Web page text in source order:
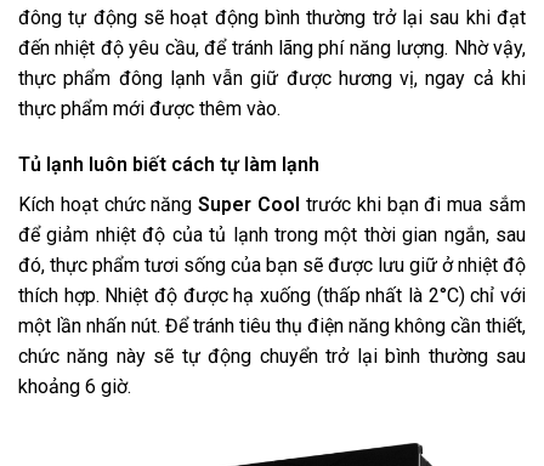
đông tự động sẽ hoạt động bình thường trở lại sau khi đạt
đến nhiệt độ yêu cầu, để tránh lãng phí năng lượng. Nhờ vậy,
thực phẩm đông lạnh vẫn giữ được hương vị, ngay cả khi
thực phẩm mới được thêm vào.
Tủ lạnh luôn biết cách tự làm lạnh
Kích hoạt chức năngSuper Cool trước khi bạn đi mua sắm
để giảm nhiệt độ của tủ lạnh trong một thời gian ngắn, sau
đó, thực phẩm tươi sống của bạn sẽ được lưu giữ ở nhiệt độ
thích hợp. Nhiệt độ được hạ xuống (thấp nhất là 2°C) chỉ với
một lần nhấn nút. Để tránh tiêu thụ điện năng không cần thiết,
chức năng này sẽ tự động chuyển trở lại bình thường sau
khoảng 6 giờ.